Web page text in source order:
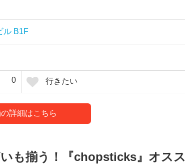
ル B1F
0 行きたい
詳細はこちら
も揃う！『chopsticks』オスス